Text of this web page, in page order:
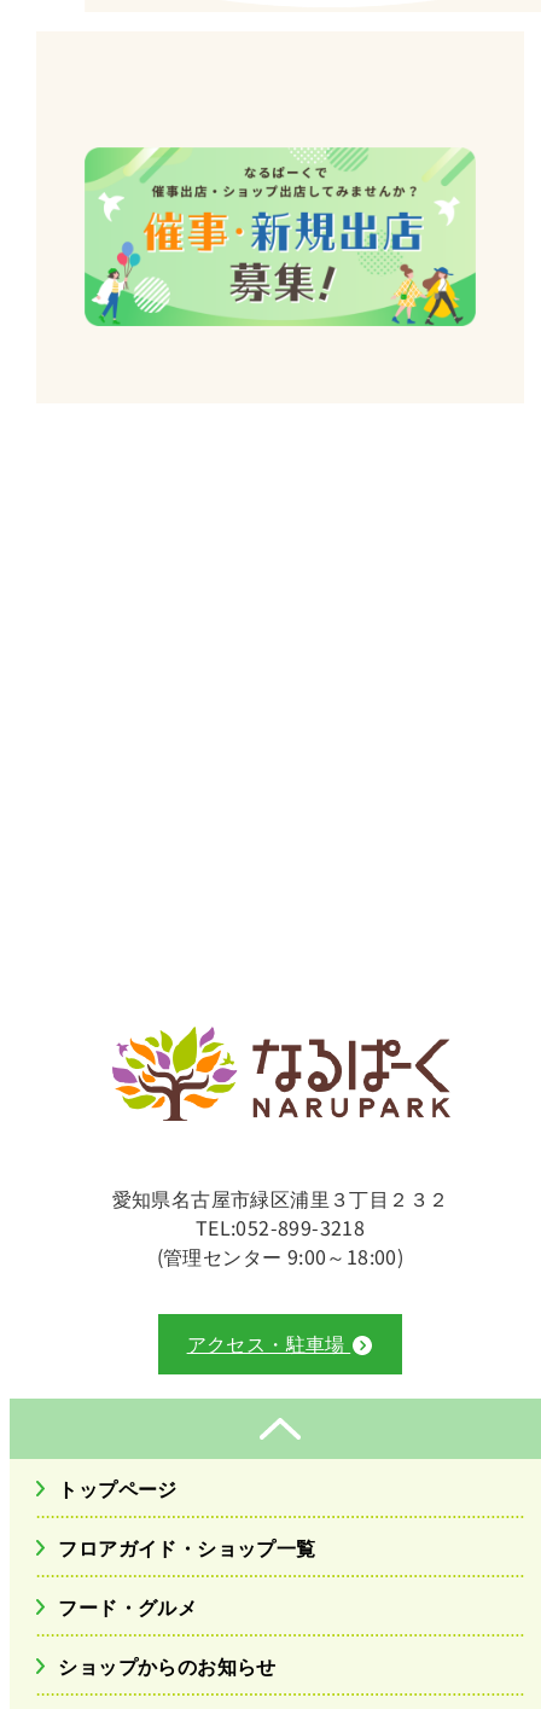
愛知県名古屋市緑区浦里３丁目２３２
TEL:052-899-3218
(管理センター 9:00～18:00)
アクセス・駐車場
トップページ
フロアガイド・ショップ一覧
フード・グルメ
ショップからのお知らせ